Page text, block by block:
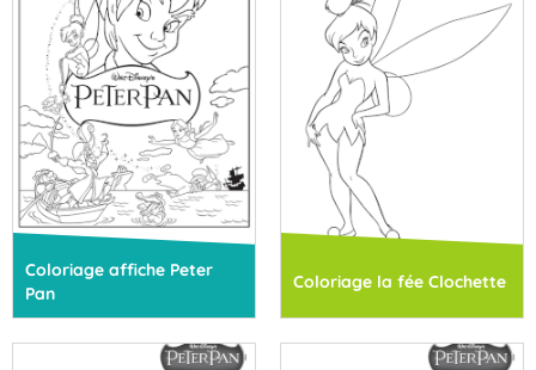
Coloriage affiche Peter
Pan
Coloriage la fée Clochette